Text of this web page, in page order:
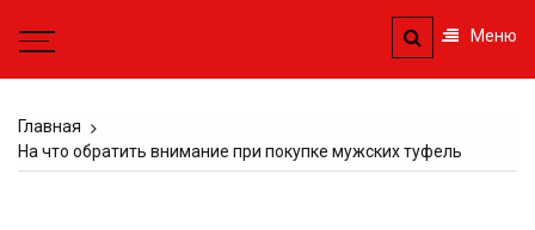
Меню
Главная
На что обратить внимание при покупке мужских туфель